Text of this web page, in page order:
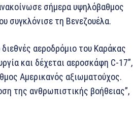
σήμερα υψηλόβαθμος
συγκλόνισε τη Βενεζουέλα.
αεροδρόμιο του Καράκας
και δέχεται αεροσκάφη C-17”,
Αμερικανός αξιωματούχος.
της ανθρωπιστικής βοήθειας”,